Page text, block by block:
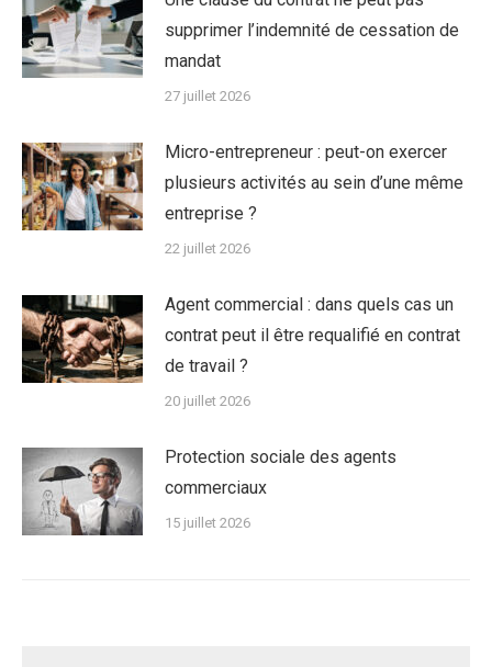
supprimer l’indemnité de cessation de
mandat
27 juillet 2026
Micro-entrepreneur : peut-on exercer
plusieurs activités au sein d’une même
entreprise ?
22 juillet 2026
Agent commercial : dans quels cas un
contrat peut il être requalifié en contrat
de travail ?
20 juillet 2026
Protection sociale des agents
commerciaux
15 juillet 2026